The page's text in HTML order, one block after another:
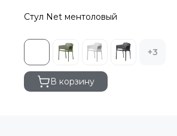
Стул Net ментоловый
+3
В корзину